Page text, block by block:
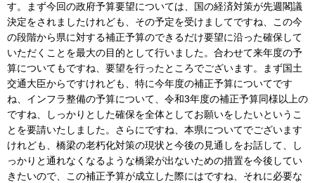
す。まず今回の政府予算要望については、国の経済対策が先週閣議
決定をされましたけれども、その予定を受けましてですね、この今
の段階から県に対する補正予算のできるだけ要望に沿った確保して
いただくことを最大の目的として行いました。合わせて来年度の予
算についてもですね、要望を行ったところでございます。まず国土
交通大臣からですけれども、特に今年度の補正予算についてです
ね、インフラ整備の予算について、令和3年度の補正予算同様以上の
ですね、しっかりとした確保を全体としてお願いをしたいというこ
とを要請いたしました。さらにですね、本県についてでございます
けれども、橋梁の老朽化対策の現状と今後の見通しをお話して、し
っかりと通れなくなるような橋梁が出ないための措置を今後してい
きたいので、この補正予算が成立した際にはですね、それに必要な